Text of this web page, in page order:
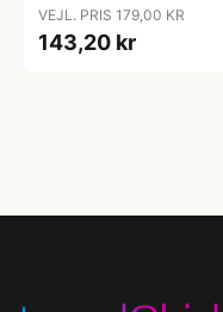
VEJL. PRIS 179,00 KR
143,20 kr